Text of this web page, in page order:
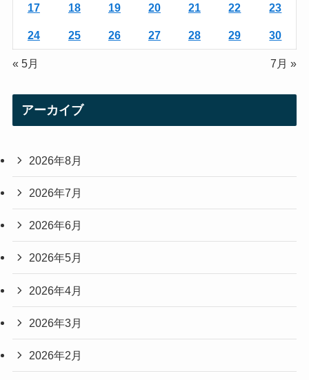
17 18 19 20 21 22 23
24 25 26 27 28 29 30
« 5月 7月 »
アーカイブ
2026年8月
2026年7月
2026年6月
2026年5月
2026年4月
2026年3月
2026年2月